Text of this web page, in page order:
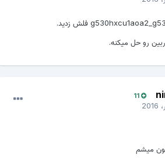
رو حل میکنه.
11
میشم